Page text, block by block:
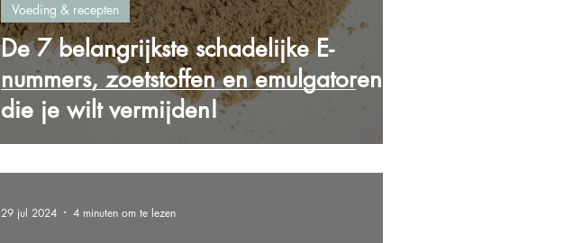
De 7 belangrijkste schadelijke E-
nummers, zoetstoffen en emulgatoren
die je wilt vermijden!
Voeding & recepten
29 jul 2024 4 minuten om te lezen